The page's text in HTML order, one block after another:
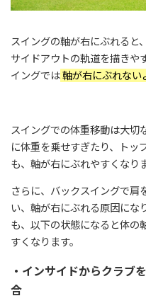
スイングの軸が右にぶれると
サイドアウトの軌道を描きや
イングでは軸が右にぶれない
スイングでの体重移動は大切
に体重を乗せすぎたり、トッ
も、軸が右にぶれやすくなりま
さらに、バックスイングで肩
い、軸が右にぶれる原因にな
も、以下の状態になると体の
すくなります。
・インサイドからクラブ
合